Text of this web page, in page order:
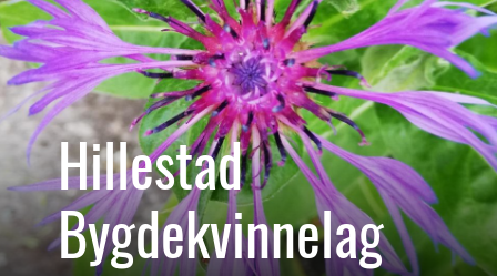
Hillestad
Bygdekvinnelag